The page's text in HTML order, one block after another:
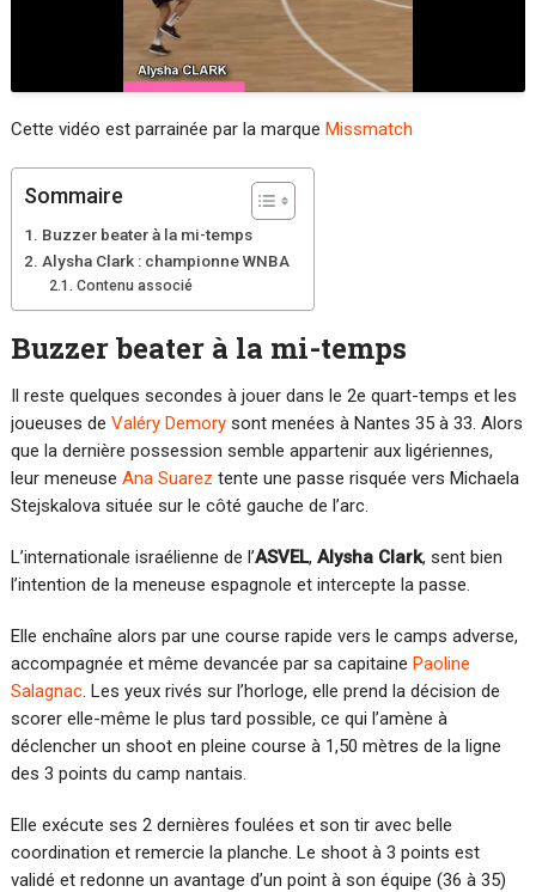
Cette vidéo est parrainée par la marque Missmatch
Sommaire
Buzzer beater à la mi-temps
Alysha Clark : championne WNBA
Contenu associé
Buzzer beater à la mi-temps
Il reste quelques secondes à jouer dans le 2e quart-temps et les
joueuses de Valéry Demorysont menées à Nantes 35 à 33. Alors
que la dernière possession semble appartenir aux ligériennes,
leur meneuse Ana Suarez tente une passe risquée vers Michaela
Stejskalova située sur le côté gauche de l’arc.
L’internationale israélienne de l’ASVEL, Alysha Clark, sent bien
l’intention de la meneuse espagnole et intercepte la passe.
Elle enchaîne alors par une course rapide vers le camps adverse,
accompagnée et même devancée par sa capitaine Paoline
Salagnac. Les yeux rivés sur l’horloge, elle prend la décision de
scorer elle-même le plus tard possible, ce qui l’amène à
déclencher un shoot en pleine course à 1,50 mètres de la ligne
des 3 points du camp nantais.
Elle exécute ses 2 dernières foulées et son tir avec belle
coordination et remercie la planche. Le shoot à 3 points est
validé et redonne un avantage d’un point à son équipe (36 à 35)